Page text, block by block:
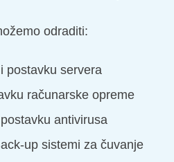
odraditi:
postavku servera
računarske opreme
antivirusa
up sistemi za čuvanje